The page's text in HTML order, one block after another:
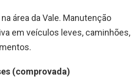
área da Vale. Manutenção
em veículos leves, caminhões,
(comprovada)